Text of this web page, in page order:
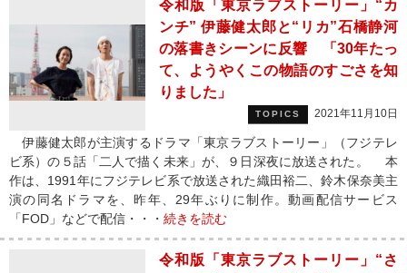
令和版「東京ラブストーリー」“カ
ンチ” 伊藤健太郎と“リカ”石橋静河
の落書きシーンに反響 「30年たっ
て、ようやくこの物語のすごさを知
りました」
TOPICS 2021年11月10日
伊藤健太郎が主演するドラマ「東京ラブストーリー」（フジテレ
ビ系）の５話「二人で描く未来」が、９日深夜に放送された。 本
作は、1991年にフジテレビ系で放送された織田裕二、鈴木保奈美主
演の同名ドラマを、昨年、29年ぶりに制作。動画配信サービス
「FOD」などで配信・・・ 続きを読む
令和版「東京ラブストーリー」“さ